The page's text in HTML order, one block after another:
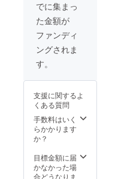
様お願
い致し
ます。
2026年
10月頃
からオ
ショッ
プなど
にて一
般販売
開始予
定で
合、正
規販売
価格が
販売予
定価格
より下
ござい
類似商
品が発
生する
可能性
ご了承
頂いた
上でご
材の供
給状
況、製
造工程
上の都
荷時期
る場合
があり
ます。
※皆様の
支援に
産効率
が向上
した場
でに集まっ
た金額が
ファンディ
ングされま
す。
支援に関するよ
くある質問
手数料はいく
らかかります
か？
目標金額に届
かなかった場
合どうなりま